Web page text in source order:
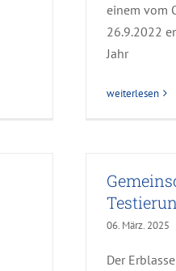
einem vom
26.9.2022
Jahr
weiterlesen
06. März. 2025
Der